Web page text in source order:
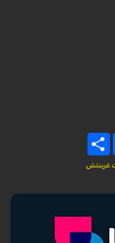
Share